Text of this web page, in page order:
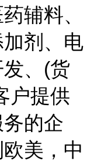
辅料、
剂、电
、(货
户提供
的企
美，中